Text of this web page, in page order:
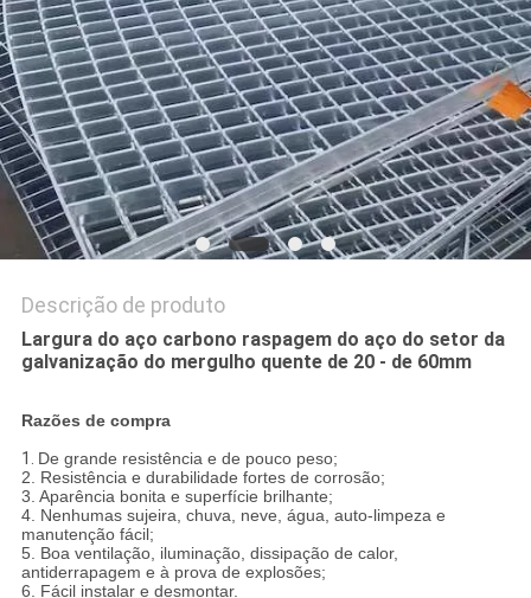
PRIVACY
POLICY
Descrição de produto
Largura do aço carbono raspagem do aço do setor da
galvanização do mergulho quente de 20 - de 60mm
Razões de compra
1. De grande resistência e de pouco peso;
2. Resistência e durabilidade fortes de corrosão;
3. Aparência bonita e superfície brilhante;
4. Nenhumas sujeira, chuva, neve, água, auto-limpeza e
manutenção fácil;
5. Boa ventilação, iluminação, dissipação de calor,
antiderrapagem e à prova de explosões;
6. Fácil instalar e desmontar.